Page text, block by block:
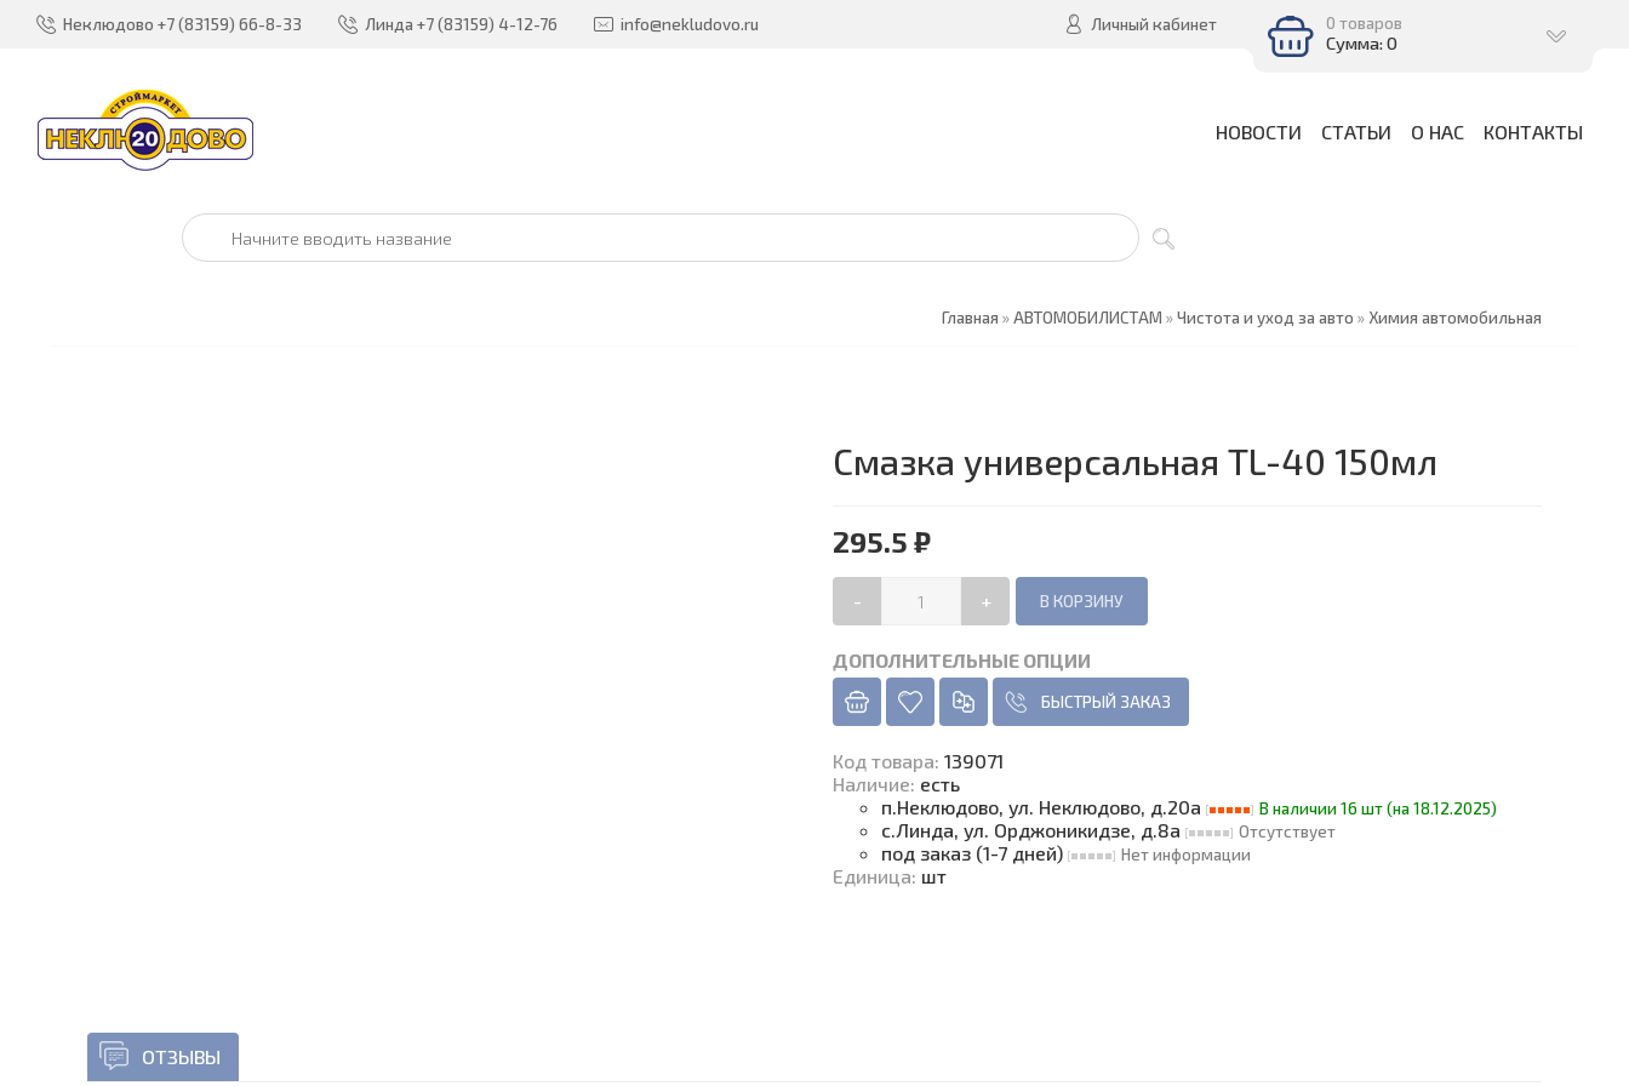
Неклюдово +7 (83159) 66-8-33 Линда +7 (83159) 4-12-76 info@nekludovo.ru Личный кабинет 0 товаров
Сумма: 0
НОВОСТИ СТАТЬИ О НАС КОНТАКТЫ
Главная »АВТОМОБИЛИСТАМ »Чистота и уход за авто » Химия автомобильная
Смазка универсальная TL-40 150мл
295.5 ₽
- +
ДОПОЛНИТЕЛЬНЫЕ ОПЦИИ
БЫСТРЫЙ ЗАКАЗ
Код товара: 139071
Наличие: есть
п.Неклюдово, ул. Неклюдово, д.20а
В наличии 16 шт (на 18.12.2025)
с.Линда, ул. Орджоникидзе, д.8а Отсутствует
под заказ (1-7 дней) Нет информации
Единица: шт
ОТЗЫВЫ